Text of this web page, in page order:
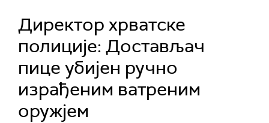
Директор хрватске
полиције: Достављач
пице убијен ручно
израђеним ватреним
оружјем